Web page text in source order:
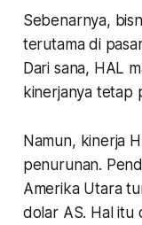
Sebenarnya,
terutama di
Dari sana, HAL
kinerjanya tetap
Namun, kinerja
penurunan.
Amerika Utara
dolar AS. Hal itu